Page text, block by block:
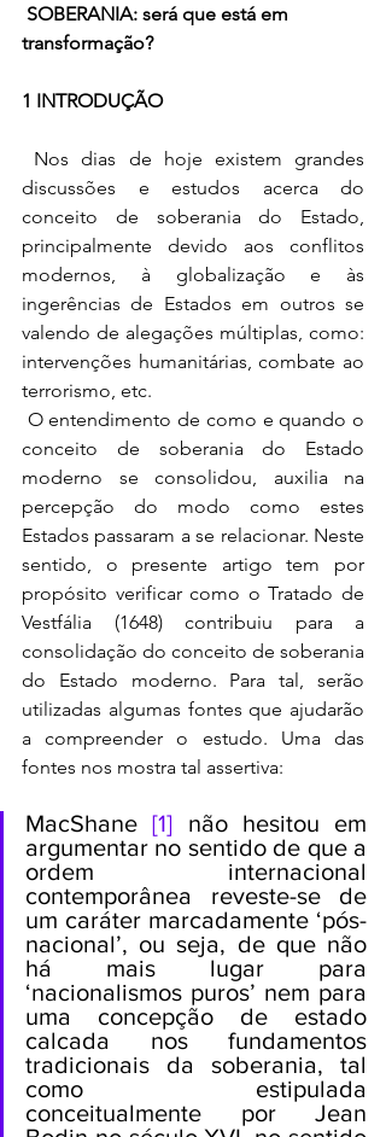
SOBERANIA: será que está em
transformação?
1 INTRODUÇÃO
discussões e estudos acerca do
conceito de soberania do Estado,
principalmente devido aos conflitos
modernos, à globalização e às
ingerências de Estados em outros se
valendo de alegações múltiplas, como:
intervenções humanitárias, combate ao
terrorismo, etc.
conceito de soberania do Estado
moderno se consolidou, auxilia na
percepção do modo como estes
Estados passaram a se relacionar. Neste
sentido, o presente artigo tem por
propósito verificar como o Tratado de
Vestfália (1648) contribuiu para a
consolidação do conceito de soberania
do Estado moderno. Para tal, serão
utilizadas algumas fontes que ajudarão
a compreender o estudo. Uma das
fontes nos mostra tal assertiva:
MacShane [1] não hesitou em
argumentar no sentido de que a
ordem internacional
contemporânea reveste-se de
um caráter marcadamente ‘pós-
nacional’, ou seja, de que não
há mais lugar para
‘nacionalismos puros’ nem para
uma concepção de estado
calcada nos fundamentos
tradicionais da soberania, tal
como estipulada
conceitualmente por Jean